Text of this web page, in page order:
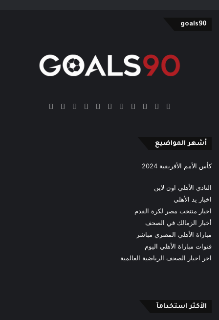
goals90
فيسبوك
‫X بينتيريست
‫YouTube انستقرام‫TikTokملخصGoogle
أشهر المواضيع
كأس الأمم الأفريقية 2024
النادي الأهلي اون لاين
اخبار يد الأهلي
اخبار منتخب مصر لكرة القدم
أخبار الزمالك في الصحف
مباراة الأهلي المصري مباشر
قنوات مباراة الأهلي اليوم
اخر اخبار الصحف الرياضية العالمية
الأكثر استخدامآ